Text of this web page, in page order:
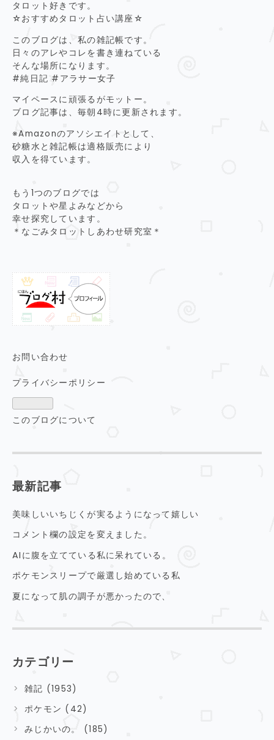
タロット好きです。
☆おすすめタロット占い講座☆
このブログは、私の雑記帳です。
日々のアレやコレを書き連ねている
そんな場所になります。
#純日記 #アラサー女子
マイペースに頑張るがモットー。
ブログ記事は、毎朝4時に更新されます。
※Amazonのアソシエイトとして、
砂糖水と雑記帳は適格販売により
収入を得ています。
もう1つのブログでは
タロットや星よみなどから
幸せ探究しています。
＊なごみタロットしあわせ研究室＊
お問い合わせ
プライバシーポリシー
このブログについて
最新記事
美味しいいちじくが実るようになって嬉しい
コメント欄の設定を変えました。
AIに腹を立てている私に呆れている。
ポケモンスリープで厳選し始めている私
夏になって肌の調子が悪かったので、
カテゴリー
雑記 (1953)
ポケモン (42)
みじかいの。 (185)